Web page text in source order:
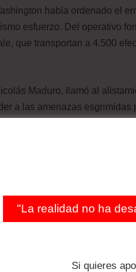
había ordenado el
esfuerzo. Del operativo
que transportan a 4.500
Maduro, llamó al
a las amenazas esgrimidas
de semana pasado. Este
defender la soberanía del
rechazo entre varios líderes
operaciones
Eso no solamente es
"La realidad no ha
Si quieres